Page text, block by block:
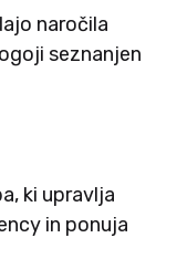
naročila
seznanjen
ki upravlja
in ponuja